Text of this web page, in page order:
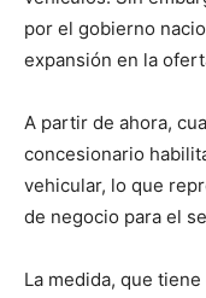
por el gobierno
expansión en la
A partir de ahora,
concesionario
vehicular, lo que
de negocio para el
La medida, que